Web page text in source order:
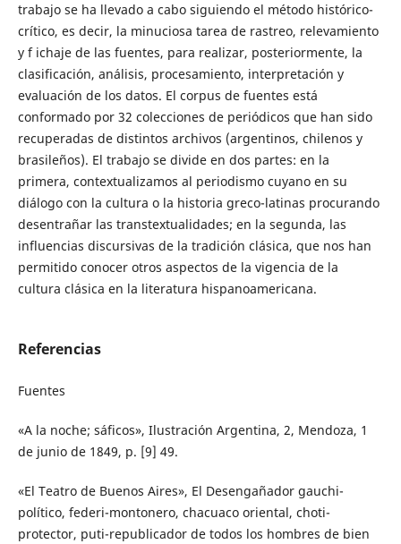
trabajo se ha llevado a cabo siguiendo el método histórico-
crítico, es decir, la minuciosa tarea de rastreo, relevamiento
y f ichaje de las fuentes, para realizar, posteriormente, la
clasificación, análisis, procesamiento, interpretación y
evaluación de los datos. El corpus de fuentes está
conformado por 32 colecciones de periódicos que han sido
recuperadas de distintos archivos (argentinos, chilenos y
brasileños). El trabajo se divide en dos partes: en la
primera, contextualizamos al periodismo cuyano en su
diálogo con la cultura o la historia greco-latinas procurando
desentrañar las transtextualidades; en la segunda, las
influencias discursivas de la tradición clásica, que nos han
permitido conocer otros aspectos de la vigencia de la
cultura clásica en la literatura hispanoamericana.
Referencias
Fuentes
«A la noche; sáficos», Ilustración Argentina, 2, Mendoza, 1
de junio de 1849, p. [9] 49.
«El Teatro de Buenos Aires», El Desengañador gauchi-
político, federi-montonero, chacuaco oriental, choti-
protector, puti-republicador de todos los hombres de bien